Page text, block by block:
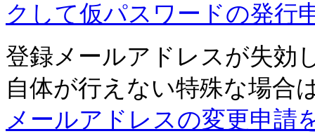
クして仮パスワードの発行
登録メールアドレスが失効
自体が行えない特殊な場合
メールアドレスの変更申請